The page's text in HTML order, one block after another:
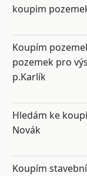
koupim
Koupím
pozemek pro
p.Karlík
Hledám ke
Novák
Koupím